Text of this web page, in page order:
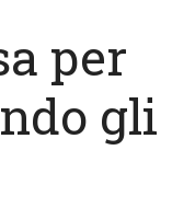
per
gli